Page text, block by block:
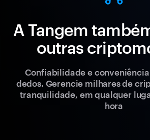
A Tangem
outras
Confiabilidade e
dedos. Gerencie milhares de
tranquilidade, em qualquer
hora